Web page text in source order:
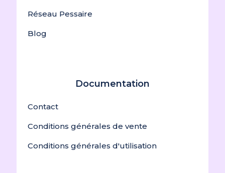
Réseau Pessaire
Blog
Documentation
Contact
Conditions générales de vente
Conditions générales d'utilisation